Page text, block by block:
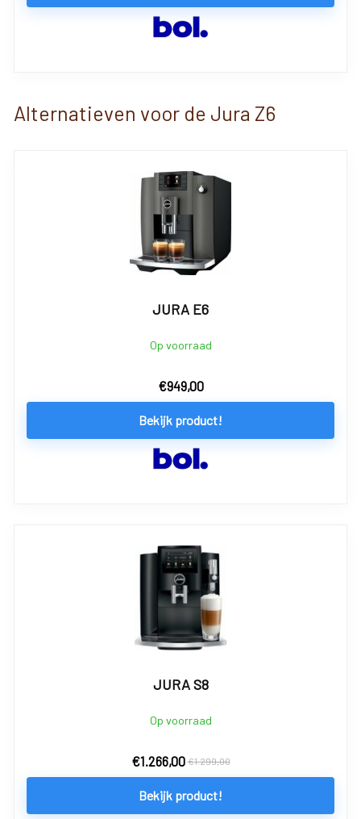
Alternatieven voor de Jura Z6
JURA E6
Op voorraad
€949,00
Bekijk product!
JURA S8
Op voorraad
€1.266,00€1.299,00
Bekijk product!